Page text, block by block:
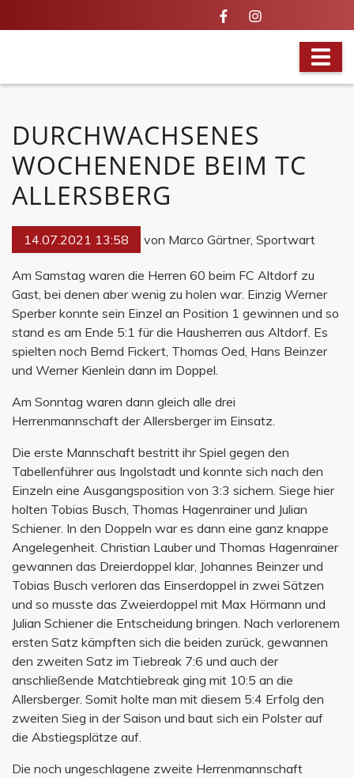
DURCHWACHSENES
WOCHENENDE BEIM TC
ALLERSBERG
14.07.2021 13:58 von Marco Gärtner, Sportwart
Am Samstag waren die Herren 60 beim FC Altdorf zu
Gast, bei denen aber wenig zu holen war. Einzig Werner
Sperber konnte sein Einzel an Position 1 gewinnen und so
stand es am Ende 5:1 für die Hausherren aus Altdorf. Es
spielten noch Bernd Fickert, Thomas Oed, Hans Beinzer
und Werner Kienlein dann im Doppel.
Am Sonntag waren dann gleich alle drei
Herrenmannschaft der Allersberger im Einsatz.
Die erste Mannschaft bestritt ihr Spiel gegen den
Tabellenführer aus Ingolstadt und konnte sich nach den
Einzeln eine Ausgangsposition von 3:3 sichern. Siege hier
holten Tobias Busch, Thomas Hagenrainer und Julian
Schiener. In den Doppeln war es dann eine ganz knappe
Angelegenheit. Christian Lauber und Thomas Hagenrainer
gewannen das Dreierdoppel klar, Johannes Beinzer und
Tobias Busch verloren das Einserdoppel in zwei Sätzen
und so musste das Zweierdoppel mit Max Hörmann und
Julian Schiener die Entscheidung bringen. Nach verlorenem
ersten Satz kämpften sich die beiden zurück, gewannen
den zweiten Satz im Tiebreak 7:6 und auch der
anschließende Matchtiebreak ging mit 10:5 an die
Allersberger. Somit holte man mit diesem 5:4 Erfolg den
zweiten Sieg in der Saison und baut sich ein Polster auf
die Abstiegsplätze auf.
Die noch ungeschlagene zweite Herrenmannschaft